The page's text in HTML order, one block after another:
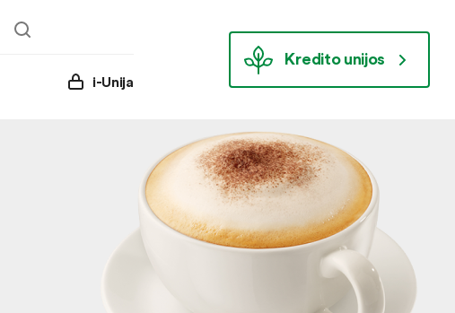
i-Unija
Kredito unijos